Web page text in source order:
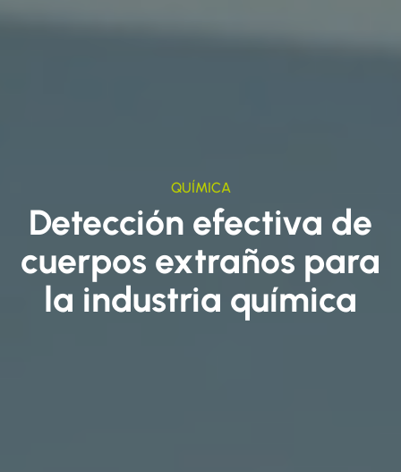
QUÍMICA
Detección efectiva de
cuerpos extraños para
la industria química